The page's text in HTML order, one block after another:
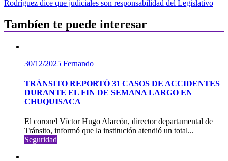
Rodríguez dice que judiciales son responsabilidad del Legislativo
Tambíen te puede interesar
30/12/2025 Fernando
TRÁNSITO REPORTÓ 31 CASOS DE ACCIDENTES
DURANTE EL FIN DE SEMANA LARGO EN
CHUQUISACA
El coronel Víctor Hugo Alarcón, director departamental de
Tránsito, informó que la institución atendió un total...
Seguridad